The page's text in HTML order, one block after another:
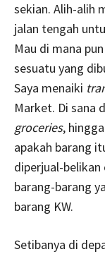
sekian. Alih-alih
jalan tengah
Mau di mana
sesuatu yang
Saya menaiki
Market. Di sana
groceries, hingga
apakah barang
diperjual-belikan
barang-barang
barang KW.
Setibanya di